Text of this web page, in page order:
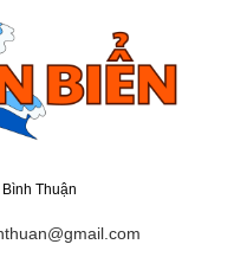
Thuận